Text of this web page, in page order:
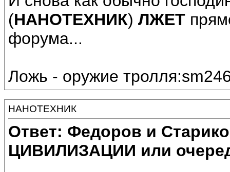
(НАНОТЕХНИК) ЛЖЕТ
форума...
Ложь - оружие
НАНОТЕХНИК
Ответ: Федоров и
ЦИВИЛИЗАЦИИ или